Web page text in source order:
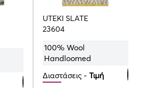
1765.00
UTEKI SLATE
23604
100% Wool
Handloomed
Διαστάσεις -Τιμή